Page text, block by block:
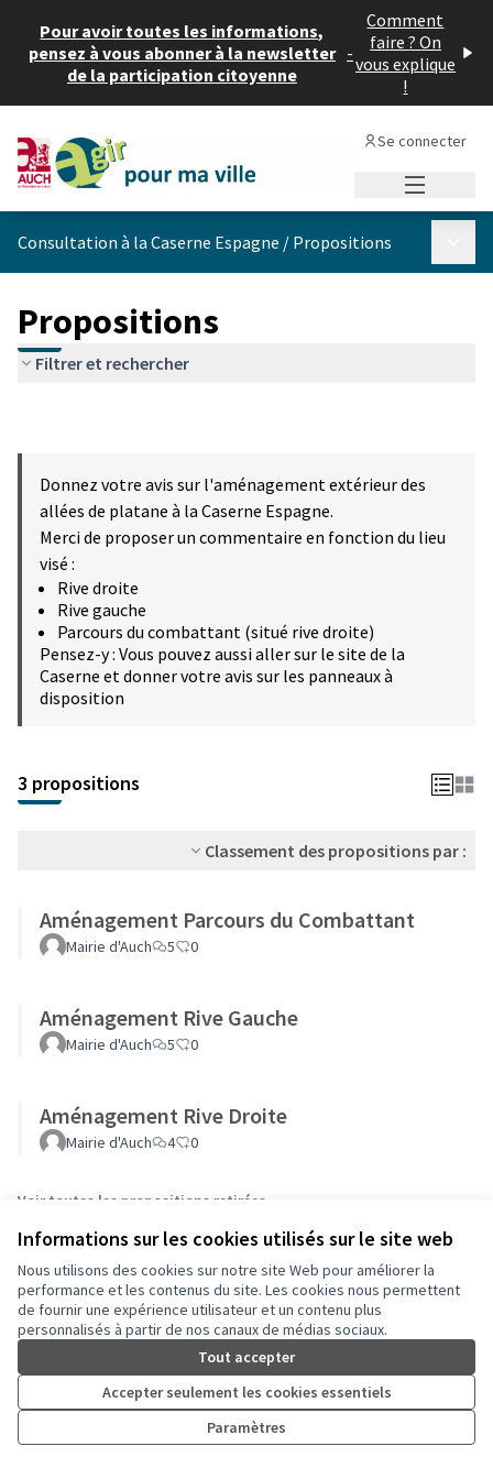
Informations sur les cookies utilisés sur le site web
Nous utilisons des cookies sur notre site Web pour améliorer la
performance et les contenus du site. Les cookies nous permettent
de fournir une expérience utilisateur et un contenu plus
personnalisés à partir de nos canaux de médias sociaux.
Tout accepter
Accepter seulement les cookies essentiels
Paramètres
Pour avoir toutes les informations,
pensez à vous abonner à la newsletter
de la participation citoyenne
-
Comment
faire ? On
vous explique
!
Se connecter
Consultation à la Caserne Espagne / Propositions
Propositions
Filtrer et rechercher
Donnez votre avis sur l'aménagement extérieur des
allées de platane à la Caserne Espagne.
Merci de proposer un commentaire en fonction du lieu
visé :
Rive droite
Rive gauche
Parcours du combattant (situé rive droite)
Pensez-y : Vous pouvez aussi aller sur le site de la
Caserne et donner votre avis sur les panneaux à
disposition
3 propositions
Classement des propositions par :
Aménagement Parcours du Combattant
Mairie d'Auch 5 0
Aménagement Rive Gauche
Mairie d'Auch 5 0
Aménagement Rive Droite
Mairie d'Auch 4 0
Voir toutes les propositions retirées
Conditions d'utilisation
Paramètres des cookies
Auch - Agir pour ma ville sur Facebook
(Lien externe)
Auch - Agir pour ma ville sur Instagram
(Lien externe)